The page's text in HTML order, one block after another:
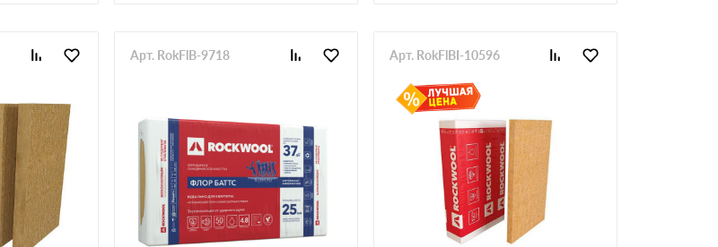
Арт. RokFlB-9718 Арт. RokFlBI-10596